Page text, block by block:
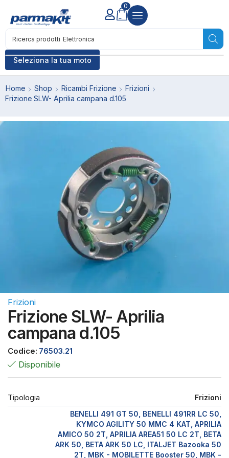
Seleziona la tua moto
Ricerca prodotti Elettronica
0
Home Shop Ricambi Frizione
Frizioni
Frizione SLW- Aprilia campana d.105
Frizioni
Frizione SLW- Aprilia
campana d.105
Codice: 76503.21
Disponibile
Tipologia Frizioni
BENELLI 491 GT 50, BENELLI 491RR LC 50,
KYMCO AGILITY 50 MMC 4 KAT, APRILIA
AMICO 50 2T, APRILIA AREA51 50 LC 2T, BETA
ARK 50, BETA ARK 50 LC, ITALJET Bazooka 50
2T, MBK - MOBILETTE Booster 50, MBK -